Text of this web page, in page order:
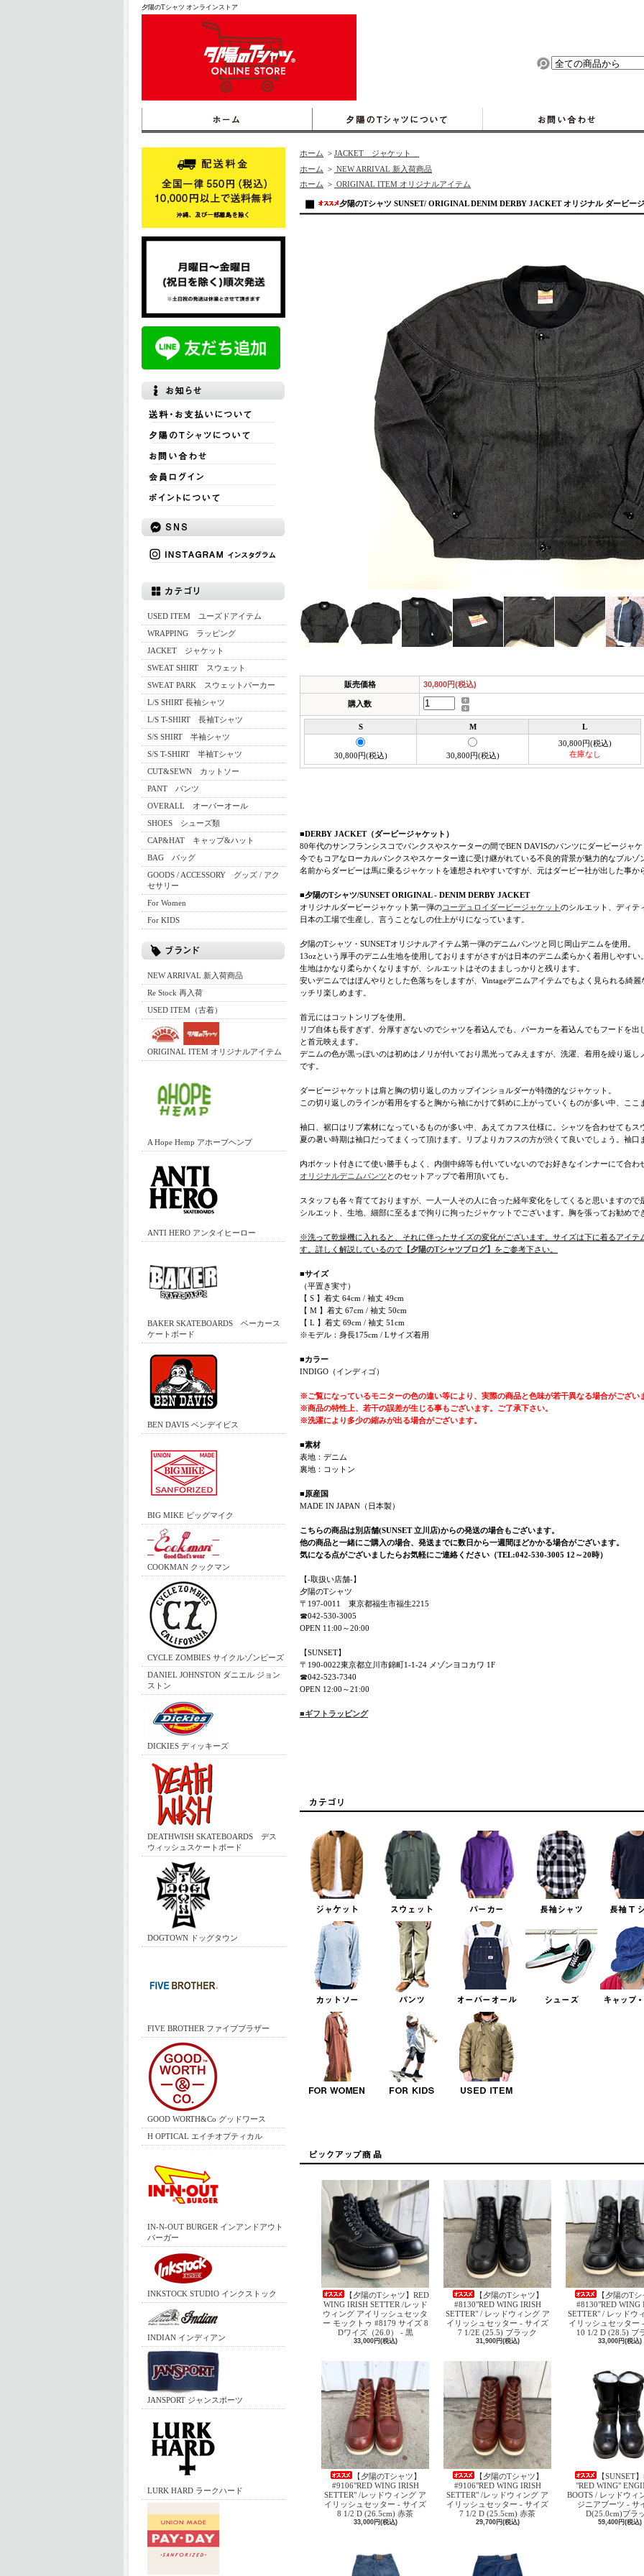
夕陽のTシャツ オンラインストア
USED ITEM ユーズドアイテム
WRAPPING ラッピング
JACKET ジャケット
SWEAT SHIRT スウェット
SWEAT PARK スウェットパーカー
L/S SHIRT 長袖シャツ
L/S T-SHIRT 長袖Tシャツ
S/S SHIRT 半袖シャツ
S/S T-SHIRT 半袖Tシャツ
CUT&SEWN カットソー
PANT パンツ
OVERALL オーバーオール
SHOES シューズ類
CAP&HAT キャップ&ハット
BAG バッグ
GOODS / ACCESSORY グッズ / アク
セサリー
For Women
For KIDS
NEW ARRIVAL 新入荷商品
Re Stock 再入荷
USED ITEM（古着）
ORIGINAL ITEM オリジナルアイテム
A Hope Hemp アホープヘンプ
ANTI HERO アンタイヒーロー
BAKER SKATEBOARDS ベーカース
ケートボード
BEN DAVIS ベンデイビス
BIG MIKE ビッグマイク
COOKMAN クックマン
CYCLE ZOMBIES サイクルゾンビーズ
DANIEL JOHNSTON ダニエル ジョン
ストン
DICKIES ディッキーズ
DEATHWISH SKATEBOARDS デス
ウィッシュスケートボード
DOGTOWN ドッグタウン
FIVE BROTHER ファイブブラザー
GOOD WORTH&Co グッドワース
H OPTICAL エイチオプティカル
IN-N-OUT BURGER インアンドアウト
バーガー
INKSTOCK STUDIO インクストック
INDIAN インディアン
JANSPORT ジャンスポーツ
LURK HARD ラークハード
ホーム > JACKET ジャケット
ホーム > NEW ARRIVAL 新入荷商品
ホーム > ORIGINAL ITEM オリジナルアイテム
夕陽のTシャツ SUNSET/ ORIGINAL DENIM DERBY JACKET オリジナル ダービー
販売価格 30,800円(税込)
購入数
S M L
30,800円(税込) 30,800円(税込)
30,800円(税込)
在庫なし
■DERBY JACKET（ダービージャケット）
80年代のサンフランシスコでパンクスやスケーターの間でBEN DAVISのパンツにダービージャ
今でもコアなローカルパンクスやスケーター達に受け継がれている不良的背景が魅力的なブルゾ
名前からダービーは馬に乗るジャケットを連想されやすいですが、元はダービー社が出した事
■夕陽のTシャツ/SUNSET ORIGINAL - DENIM DERBY JACKET
オリジナルダービージャケット第一弾のコーデュロイダービージャケットのシルエット、ディテ
日本の工場で生産し、言うことなしの仕上がりになっています。
夕陽のTシャツ・SUNSETオリジナルアイテム第一弾のデニムパンツと同じ岡山デニムを使用。
13ozという厚手のデニム生地を使用しておりますがさすがは日本のデニム柔らかく着用しやすい
生地はかなり柔らかくなりますが、シルエットはそのまましっかりと残ります。
安いデニムではぼんやりとした色落ちをしますが、Vintageデニムアイテムでもよく見られる綺
ッチリ楽しめます。
首元にはコットンリブを使用。
リブ自体も長すぎず、分厚すぎないのでシャツを着込んでも、パーカーを着込んでもフードを
と首元映えます。
デニムの色が黒っぽいのは初めはノリが付いており黒光ってみえますが、洗濯、着用を繰り返
です。
ダービージャケットは肩と胸の切り返しのカップインショルダーが特徴的なジャケット。
この切り返しのラインが着用をすると胸から袖にかけて斜めに上がっていくものが多い中、こ
袖口、裾口はリブ素材になっているものが多い中、あえてカフス仕様に。シャツを合わせても
夏の暑い時期は袖口だってまくって頂けます。リブよりカフスの方が渋くて良いでしょう。袖
内ポケット付きにて使い勝手もよく、内側中綿等も付いていないのでお好きなインナーにて合わ
オリジナルデニムパンツ とのセットアップで着用頂いても。
スタッフも各々育てておりますが、一人一人その人に合った経年変化をしてくると思いますの
シルエット、生地、細部に至るまで拘りに拘ったジャケットでございます。胸を張ってお勧め
※洗って乾燥機に入れると、それに伴ったサイズの変化がございます。サイズは下に着るアイテ
す。詳しく解説しているので 【夕陽のTシャツブログ】 をご参考下さい。
■サイズ
（平置き実寸）
【 S 】着丈 64cm / 袖丈 49cm
【 M 】着丈 67cm / 袖丈 50cm
【 L 】着丈 69cm / 袖丈 51cm
※モデル：身長175cm / Lサイズ着用
■カラー
INDIGO（インディゴ）
※ご覧になっているモニターの色の違い等により、実際の商品と色味が若干異なる場合がござい
※商品の特性上、若干の誤差が生じる事もございます。ご了承下さい。
※洗濯により多少の縮みが出る場合がございます。
■素材
表地：デニム
裏地：コットン
■原産国
MADE IN JAPAN（日本製）
こちらの商品は別店舗(SUNSET 立川店)からの発送の場合もございます。
他の商品と一緒にご購入の場合、発送までに数日から一週間ほどかかる場合がございます。
気になる点がございましたらお気軽にご連絡ください（TEL:042-530-3005 12～20時）
【-取扱い店舗-】
夕陽のTシャツ
〒197-0011 東京都福生市福生2215
☎042-530-3005
OPEN 11:00～20:00
【SUNSET】
〒190-0022東京都立川市錦町1-1-24 メゾンヨコカワ 1F
☎042-523-7340
OPEN 12:00～21:00
■ギフトラッピング
【夕陽のTシャツ】RED
WING IRISH SETTER /レッド
ウィング アイリッシュセッタ
ー モックトゥ #8179 サイズ 8
Dワイズ（26.0） - 黒
33,000円(税込)
【夕陽のTシャツ】
#8130"RED WING IRISH
SETTER" / レッドウィング ア
イリッシュセッター - サイズ
7 1/2E (25.5) ブラック
31,900円(税込)
【夕陽のT
#8130"RED WING
SETTER" / レッドウ
イリッシュセッター
10 1/2 D (28.5) ブ
33,000円(税込)
【夕陽のTシャツ】
#9106"RED WING IRISH
SETTER" /レッドウィング ア
イリッシュセッター - サイズ
8 1/2 D (26.5cm) 赤茶
33,000円(税込)
【夕陽のTシャツ】
#9106"RED WING IRISH
SETTER" /レッドウィング ア
イリッシュセッター - サイズ
7 1/2 D (25.5cm) 赤茶
29,700円(税込)
【SUNSET
"RED WING"
BOOTS / レッドウィ
ジニアブーツ - サ
D(25.0cm)ブラ
59,400円(税込)